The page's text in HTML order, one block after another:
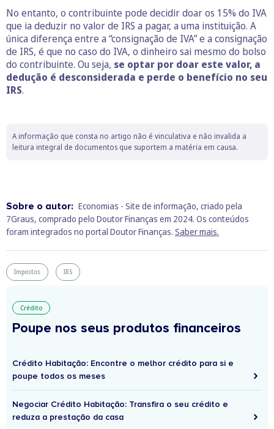
No entanto, o contribuinte pode decidir doar os 15% do IVA
que ia deduzir no valor de IRS a pagar, a uma instituição. A
única diferença entre a “consignação de IVA” e a consignação
de IRS, é que no caso do IVA, o dinheiro sai mesmo do bolso
do contribuinte. Ou seja, se optar por doar este valor, a
dedução é desconsiderada e perde o benefício no seu
IRS.
A informação que consta no artigo não é vinculativa e não invalida a
leitura integral de documentos que suportem a matéria em causa.
Sobre o autor: Economias - Site de informação, criado pela
7Graus, comprado pelo Doutor Finanças em 2024. Os conteúdos
foram integrados no portal Doutor Finanças. Saber mais.
Impostos IRS
Crédito
Poupe nos seus produtos financeiros
Crédito Habitação: Encontre o melhor crédito para si e
poupe todos os meses
Negociar Crédito Habitação: Transfira o seu crédito e
reduza a prestação da casa